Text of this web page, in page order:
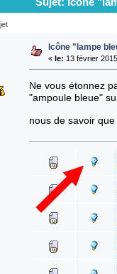
Icône "lampe
« le: 13 février
Ne vous étonnez
"ampoule bleue"
nous de savoir